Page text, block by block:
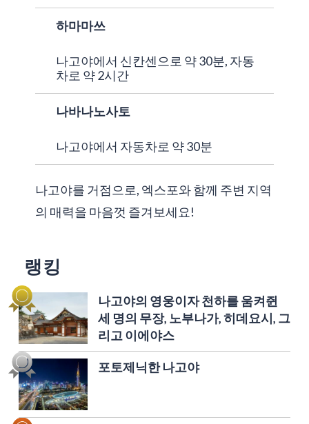
하마마쓰
나고야에서 신칸센으로 약 30분, 자동
차로 약 2시간
나바나노사토
나고야에서 자동차로 약 30분
나고야를 거점으로, 엑스포와 함께 주변 지역
의 매력을 마음껏 즐겨보세요!
랭킹
나고야의 영웅이자 천하를 움켜쥔
세 명의 무장, 노부나가, 히데요시, 그
리고 이에야스
포토제닉한 나고야